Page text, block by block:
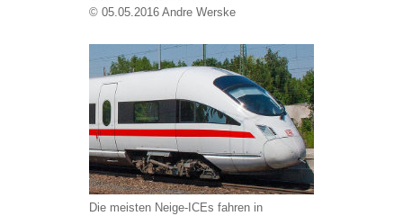
© 05.05.2016 Andre Werske
Die meisten Neige-ICEs fahren in